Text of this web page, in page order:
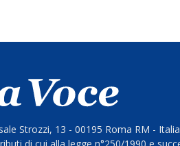
Strozzi, 13 - 00195 Roma RM -